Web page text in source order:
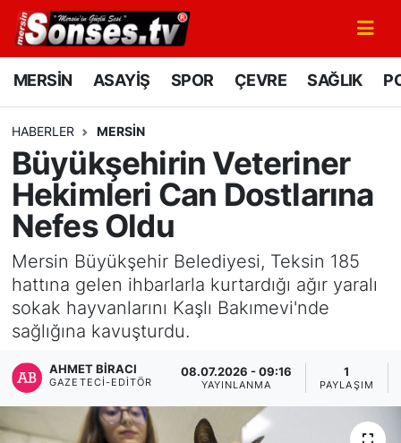
MERSİN ASAYİŞ SPOR ÇEVRE SAĞLIK
HABERLER MERSİN
Büyükşehirin Veteriner
Hekimleri Can Dostlarına
Nefes Oldu
Mersin Büyükşehir Belediyesi, Teksin 185
hattına gelen ihbarlarla kurtardığı ağır yaralı
sokak hayvanlarını Kaşlı Bakımevi'nde
sağlığına kavuşturdu.
AHMET BIRACI
GAZETECI-EDITÖR
08.07.2026 - 09:16
YAYINLANMA
1
PAYLAŞIM
MERSİN
SPOR
GÜNÜN MANŞETİ
DÜNYA
KÜLTÜR - SANAT
MAGAZİN
SAĞLIK
Siyaset
Mersin Nöbetçi Eczaneler
Mersin Namaz Vakitleri
Mersin Trafik Yoğunluk Haritası
Süper Lig Puan Durumu ve Fikstür
Tüm Manşetler
Son Dakika Haberleri
Haber Arşivi